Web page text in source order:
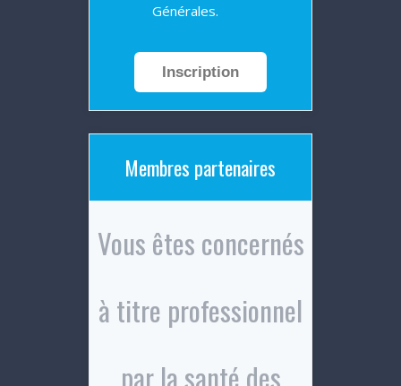
Générales.
Inscription
Membres partenaires
Vous êtes concernés
à titre professionnel
par la santé des